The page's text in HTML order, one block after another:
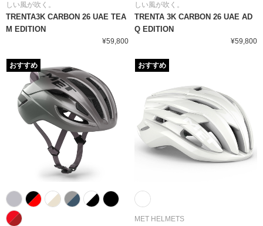
しい風が吹く。
TRENTA3K CARBON 26 UAE TEA
M EDITION
¥59,800
しい風が吹く。
TRENTA 3K CARBON 26 UAE AD
Q EDITION
¥59,800
おすすめ
MET HELMETS
おすすめ